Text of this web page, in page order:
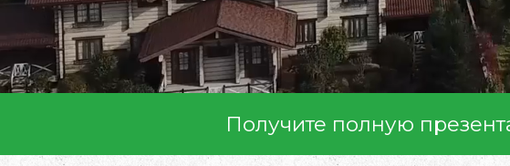
Получите полную